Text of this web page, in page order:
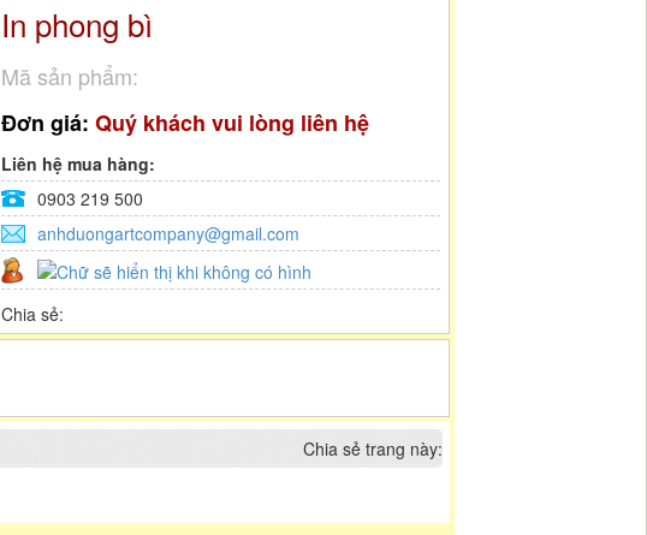
In phong bì
Mã sản phẩm:
Đơn giá: Quý khách vui lòng liên hệ
Liên hệ mua hàng:
0903 219 500
anhduongartcompany@gmail.com
Chia sẻ:
Chia sẻ trang này: